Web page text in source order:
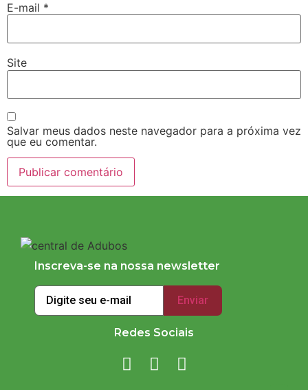
E-mail *
Site
Salvar meus dados neste navegador para a próxima vez
que eu comentar.
Inscreva-se na nossa newsletter
Redes Sociais